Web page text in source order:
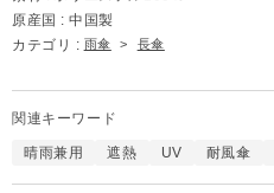
原産国 : 中国製
カテゴリ : 雨傘 > 長傘
関連キーワード
晴雨兼用 遮熱 UV 耐風傘